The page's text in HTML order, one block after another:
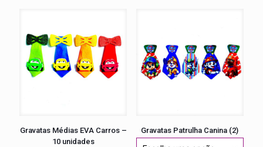
Gravatas Médias EVA Carros –
10 unidades
Gravatas Patrulha Canina (2)